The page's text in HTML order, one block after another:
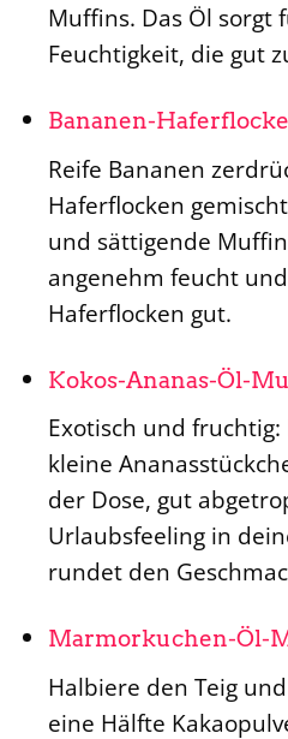
Muffins. Das Öl
Feuchtigkeit, die gut
Bananen-
Reife Bananen
Haferflocken
und sättigende
angenehm feucht
Haferflocken gut.
Kokos-Ananas-Öl-
Exotisch und
kleine
der Dose, gut
Urlaubsfeeling in
rundet den
Marmorkuchen-Öl-
Halbiere den Teig
eine Hälfte